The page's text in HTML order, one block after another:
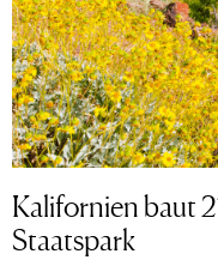
Kalifornien baut
Staatspark